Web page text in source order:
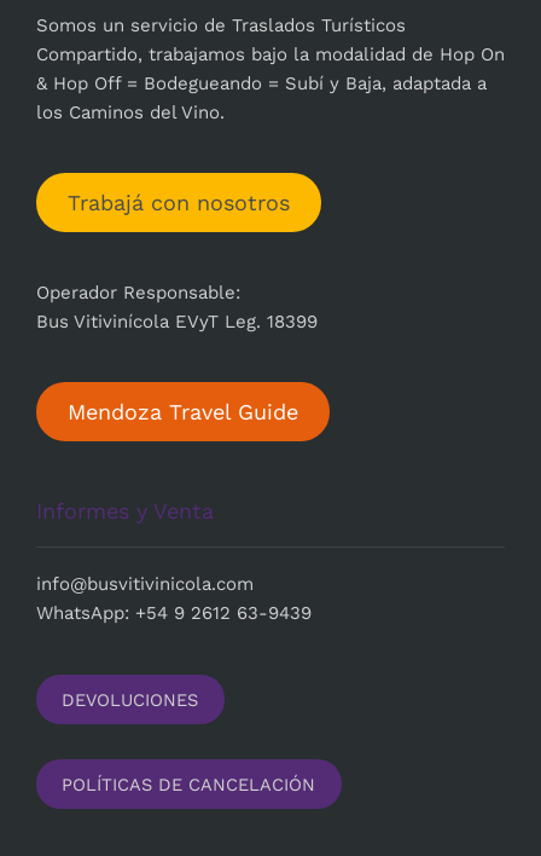
Somos un servicio de Traslados Turísticos
Compartido, trabajamos bajo la modalidad de Hop On
& Hop Off = Bodegueando = Subí y Baja, adaptada a
los Caminos del Vino.
Trabajá con nosotros
Operador Responsable:
Bus Vitivinícola EVyT Leg. 18399
Mendoza Travel Guide
Informes y Venta
info@busvitivinicola.com
WhatsApp: +54 9 2612 63-9439
DEVOLUCIONES
POLÍTICAS DE CANCELACIÓN